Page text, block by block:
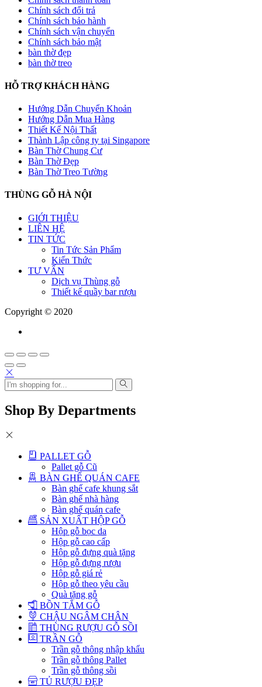
Chính sách đổi trả
Chính sách bảo hành
Chính sách vận chuyển
Chính sách bảo mật
bàn thờ đẹp
bàn thờ treo
HỖ TRỢ KHÁCH HÀNG
Hướng Dẫn Chuyển Khoản
Hướng Dẫn Mua Hàng
Thiết Kế Nội Thất
Thành Lập công ty tại Singapore
Bàn Thờ Chung Cư
Bàn Thờ Đẹp
Bàn Thờ Treo Tường
THÙNG GỖ HÀ NỘI
GIỚI THIỆU
LIÊN HỆ
TIN TỨC
Tin Tức Sản Phẩm
Kiến Thức
TƯ VẤN
Dịch vụ Thùng gỗ
Thiết kế quầy bar rượu
Copyright © 2020
Shop By Departments
PALLET GỖ
Pallet gỗ Cũ
BÀN GHẾ QUÁN CAFE
Bàn ghế cafe khung sắt
Bàn ghế nhà hàng
Bàn ghế quán cafe
SẢN XUẤT HỘP GỖ
Hộp gỗ bọc da
Hộp gỗ cao cấp
Hộp gỗ đựng quà tặng
Hộp gỗ đựng rượu
Hộp gỗ giá rẻ
Hộp gỗ theo yêu cầu
Quà tặng gỗ
BỒN TẮM GỖ
CHẬU NGÂM CHÂN
THÙNG RƯỢU GỖ SỒI
TRẦN GỖ
Trần gỗ thông nhập khẩu
Trần gỗ thông Pallet
Trần gỗ thông sồi
TỦ RƯỢU ĐẸP